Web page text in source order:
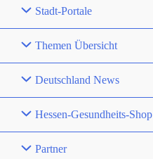
Stadt-Portale
Themen Übersicht
Deutschland News
Hessen-Gesundheits-Shop
Partner